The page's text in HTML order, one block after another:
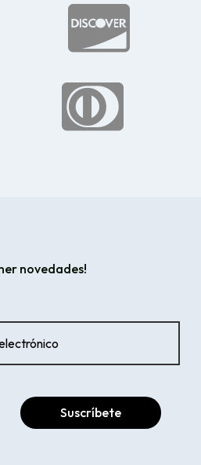


novedades!
Suscríbete